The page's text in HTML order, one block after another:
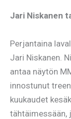
Jari Niskanen
Perjantaina
Jari Niskanen.
antaa näytön
innostunut
kuukaudet
tähtäimessään,